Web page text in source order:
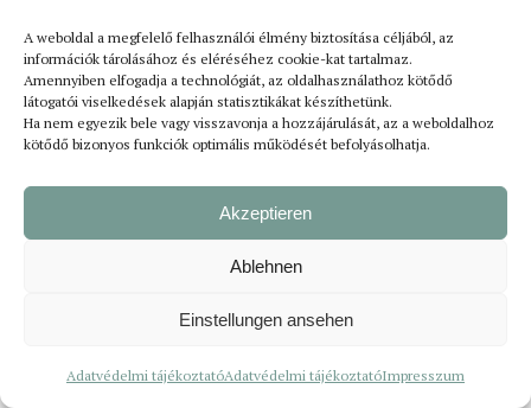
A weboldal a megfelelő felhasználói élmény biztosítása céljából, az
információk tárolásához és eléréséhez cookie-kat tartalmaz.
Amennyiben elfogadja a technológiát, az oldalhasználathoz kötődő
látogatói viselkedések alapján statisztikákat készíthetünk.
Ha nem egyezik bele vagy visszavonja a hozzájárulását, az a weboldalhoz
kötődő bizonyos funkciók optimális működését befolyásolhatja.
Akzeptieren
Ablehnen
Einstellungen ansehen
Adatvédelmi tájékoztatóAdatvédelmi tájékoztatóImpresszum
Burgenlandban